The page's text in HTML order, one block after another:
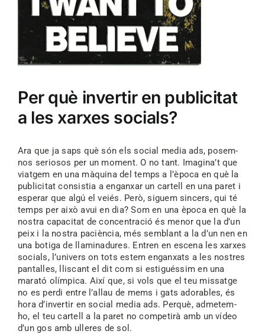
Per què invertir en publicitat
a les xarxes socials?
Ara que ja saps què són els social media ads, posem-
nos seriosos per un moment. O no tant. Imagina’t que
viatgem en una màquina del temps a l’època en què la
publicitat consistia a enganxar un cartell en una paret i
esperar que algú el veiés. Però, siguem sincers, qui té
temps per això avui en dia? Som en una època en què la
nostra capacitat de concentració és menor que la d’un
peix i la nostra paciència, més semblant a la d’un nen en
una botiga de llaminadures. Entren en escena les xarxes
socials, l’univers on tots estem enganxats a les nostres
pantalles, lliscant el dit com si estiguéssim en una
marató olímpica. Així que, si vols que el teu missatge
no es perdi entre l’allau de mems i gats adorables, és
hora d’invertir en social media ads. Perquè, admetem-
ho, el teu cartell a la paret no competirà amb un vídeo
d’un gos amb ulleres de sol.